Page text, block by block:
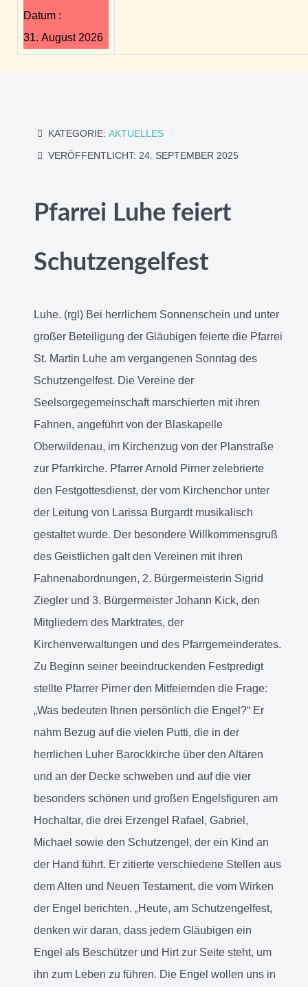
Datum :
31. August 2026
KATEGORIE: AKTUELLES
VERÖFFENTLICHT: 24. SEPTEMBER 2025
Pfarrei Luhe feiert
Schutzengelfest
Luhe. (rgl) Bei herrlichem Sonnenschein und unter
großer Beteiligung der Gläubigen feierte die Pfarrei
St. Martin Luhe am vergangenen Sonntag des
Schutzengelfest. Die Vereine der
Seelsorgegemeinschaft marschierten mit ihren
Fahnen, angeführt von der Blaskapelle
Oberwildenau, im Kirchenzug von der Planstraße
zur Pfarrkirche. Pfarrer Arnold Pirner zelebrierte
den Festgottesdienst, der vom Kirchenchor unter
der Leitung von Larissa Burgardt musikalisch
gestaltet wurde. Der besondere Willkommensgruß
des Geistlichen galt den Vereinen mit ihren
Fahnenabordnungen, 2. Bürgermeisterin Sigrid
Ziegler und 3. Bürgermeister Johann Kick, den
Mitgliedern des Marktrates, der
Kirchenverwaltungen und des Pfarrgemeinderates.
Zu Beginn seiner beeindruckenden Festpredigt
stellte Pfarrer Pirner den Mitfeiernden die Frage:
„Was bedeuten Ihnen persönlich die Engel?“ Er
nahm Bezug auf die vielen Putti, die in der
herrlichen Luher Barockkirche über den Altären
und an der Decke schweben und auf die vier
besonders schönen und großen Engelsfiguren am
Hochaltar, die drei Erzengel Rafael, Gabriel,
Michael sowie den Schutzengel, der ein Kind an
der Hand führt. Er zitierte verschiedene Stellen aus
dem Alten und Neuen Testament, die vom Wirken
der Engel berichten. „Heute, am Schutzengelfest,
denken wir daran, dass jedem Gläubigen ein
Engel als Beschützer und Hirt zur Seite steht, um
ihn zum Leben zu führen. Die Engel wollen uns in